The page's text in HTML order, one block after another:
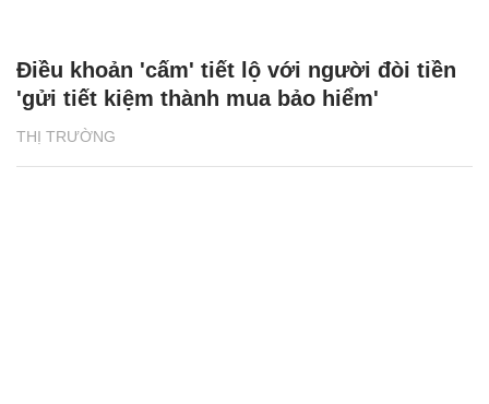
THỊ TRƯỜNG
Điều khoản 'cấm' tiết lộ với người đòi tiền
'gửi tiết kiệm thành mua bảo hiểm'